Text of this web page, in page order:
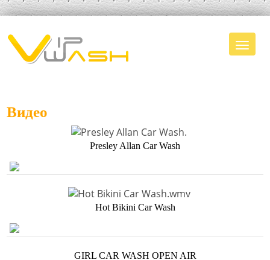
Видео
PRESLEY ALLAN CAR WASH.
Presley Allan Car Wash
HOT BIKINI CAR WASH.WMV
Hot Bikini Car Wash
GIRL CAR WASH OPEN AIR